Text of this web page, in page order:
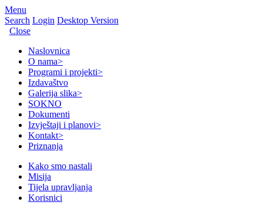
Menu
Search Login Desktop Version
Close
Naslovnica
O nama>
Programi i projekti>
Izdavaštvo
Galerija slika>
SOKNO
Dokumenti
Izvještaji i planovi>
Kontakt>
Priznanja
Kako smo nastali
Misija
Tijela upravljanja
Korisnici